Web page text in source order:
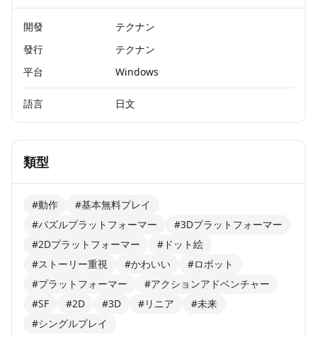
開發
テクナン
發行
テクナン
平台
Windows
語言 日文
類型
#動作
#基本無料プレイ
#パズルプラットフォーマー
#3Dプラットフォーマー
#2Dプラットフォーマー
#ドット絵
#ストーリー重視
#かわいい
#ロボット
#プラットフォーマー
#アクションアドベンチャー
#SF
#2D #3D #リニア
#未来
#シングルプレイ